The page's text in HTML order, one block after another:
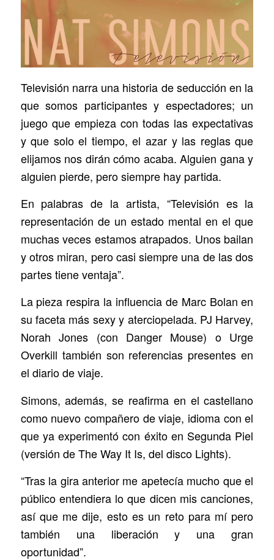
Televisión narra una historia de seducción en la
que somos participantes y espectadores; un
juego que empieza con todas las expectativas
y que solo el tiempo, el azar y las reglas que
elijamos nos dirán cómo acaba. Alguien gana y
alguien pierde, pero siempre hay partida.
En palabras de la artista, “Televisión es la
representación de un estado mental en el que
muchas veces estamos atrapados. Unos bailan
y otros miran, pero casi siempre una de las dos
partes tiene ventaja”.
La pieza respira la influencia de Marc Bolan en
su faceta más sexy y aterciopelada. PJ Harvey,
Norah Jones (con Danger Mouse) o Urge
Overkill también son referencias presentes en
el diario de viaje.
Simons, además, se reafirma en el castellano
como nuevo compañero de viaje, idioma con el
que ya experimentó con éxito en Segunda Piel
(versión de The Way It Is, del disco Lights).
“Tras la gira anterior me apetecía mucho que el
público entendiera lo que dicen mis canciones,
así que me dije, esto es un reto para mí pero
también una liberación y una gran
oportunidad”.